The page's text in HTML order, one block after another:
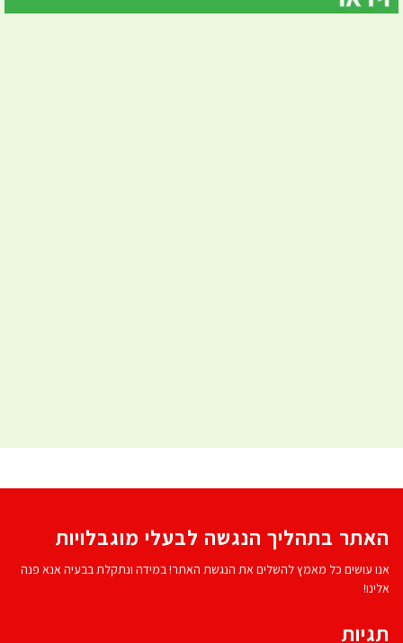
האתר בתהליך הנגשה לבעלי מוגבלויות
אנו עושים כל מאמץ להשלים את הנגשת האתר! במידה ונתקלת בבעיה אנא פנה
אלינו!
תגיות